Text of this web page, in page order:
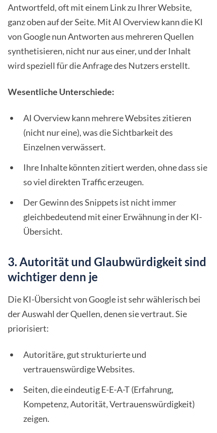
Antwortfeld, oft mit einem Link zu Ihrer Website,
ganz oben auf der Seite. Mit AI Overview kann die KI
von Google nun Antworten aus mehreren Quellen
synthetisieren, nicht nur aus einer, und der Inhalt
wird speziell für die Anfrage des Nutzers erstellt.
Wesentliche Unterschiede:
AI Overview kann mehrere Websites zitieren
(nicht nur eine), was die Sichtbarkeit des
Einzelnen verwässert.
Ihre Inhalte könnten zitiert werden, ohne dass sie
so viel direkten Traffic erzeugen.
Der Gewinn des Snippets ist nicht immer
gleichbedeutend mit einer Erwähnung in der KI-
Übersicht.
3. Autorität und Glaubwürdigkeit sind
wichtiger denn je
Die KI-Übersicht von Google ist sehr wählerisch bei
der Auswahl der Quellen, denen sie vertraut. Sie
priorisiert:
Autoritäre, gut strukturierte und
vertrauenswürdige Websites.
Seiten, die eindeutig E-E-A-T (Erfahrung,
Kompetenz, Autorität, Vertrauenswürdigkeit)
zeigen.